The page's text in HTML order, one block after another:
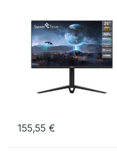
155,55€